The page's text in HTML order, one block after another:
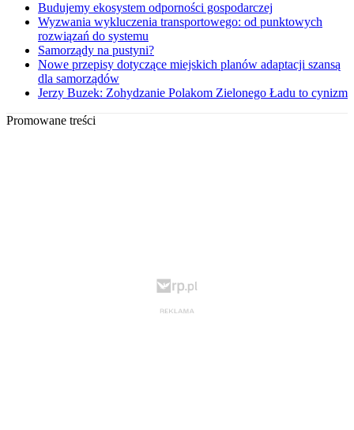
Budujemy ekosystem odporności gospodarczej
Wyzwania wykluczenia transportowego: od punktowych
rozwiązań do systemu
Samorządy na pustyni?
Nowe przepisy dotyczące miejskich planów adaptacji szansą
dla samorządów
Jerzy Buzek: Zohydzanie Polakom Zielonego Ładu to cynizm
Promowane treści